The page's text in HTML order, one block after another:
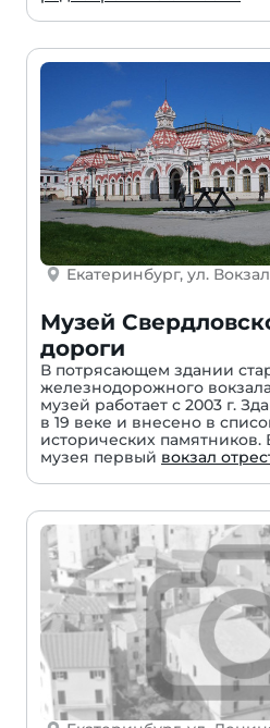
Екатеринбург, ул.
Музей
дороги
В потрясающем здании
железнодорожного
музей работает с 2003 г.
в 19 веке и внесено в
исторических памятников.
музея первый вокзал